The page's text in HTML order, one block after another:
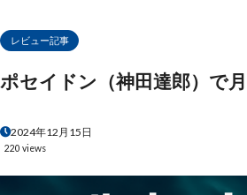
レビュー記事
ポセイドン（神田達郎）で
2024年12月15日
220 views